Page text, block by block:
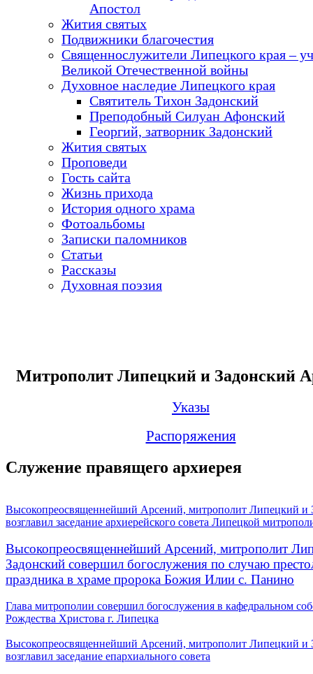
Апостол
Жития святых
Подвижники благочестия
Священнослужители Липецкого края –
Великой Отечественной войны
Духовное наследие Липецкого края
Святитель Тихон Задонский
Преподобный Силуан Афонский
Георгий, затворник Задонский
Жития святых
Проповеди
Гость сайта
Жизнь прихода
История одного храма
Фотоальбомы
Записки паломников
Статьи
Рассказы
Духовная поэзия
Митрополит Липецкий и Задонский
Указы
Распоряжения
Служение правящего архиерея
Высокопреосвященнейший Арсений, митрополит Липецкий и
возглавил заседание архиерейского совета Липецкой
Высокопреосвященнейший Арсений, митрополит
Задонский совершил богослужения по случаю
праздника в храме пророка Божия Илии с. Панино
Глава митрополии совершил богослужения в кафедральном
Рождества Христова г. Липецка
Высокопреосвященнейший Арсений, митрополит Липецкий и
возглавил заседание епархиального совета